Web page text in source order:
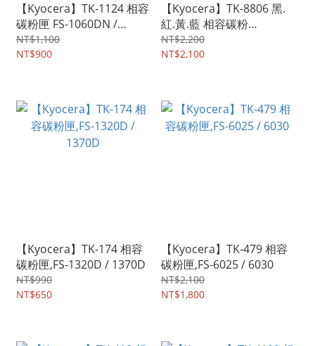
【Kyocera】TK-1124 相容
碳粉匣 FS-1060DN /
1025MFP / 1125MFP
NT$1,100
NT$900
【Kyocera】TK-8806 黑.
紅.黃.藍 相容碳粉
匣,ECOSYS P8060CDN
NT$2,200
NT$2,100
【Kyocera】TK-174 相容
碳粉匣,FS-1320D / 1370D
NT$990
NT$650
【Kyocera】TK-479 相容
碳粉匣,FS-6025 / 6030
NT$2,100
NT$1,800